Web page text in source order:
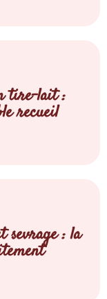
tire-lait :
recueil
sevrage : la